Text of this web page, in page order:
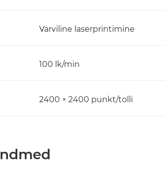
Värviline laserprintimine
100 lk/min
2400 × 2400 punkt/tolli